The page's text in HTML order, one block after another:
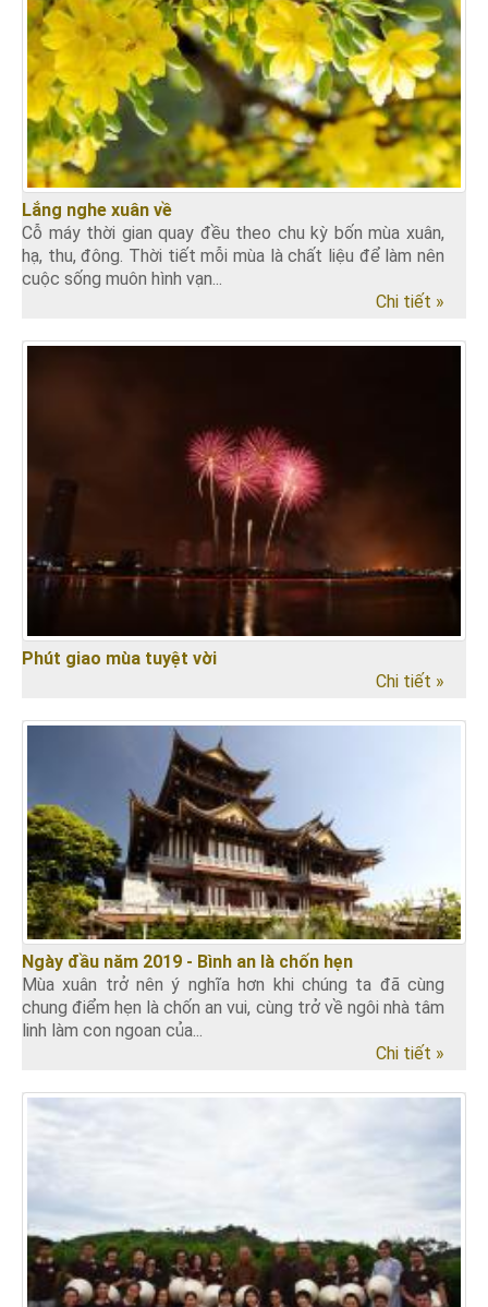
Lắng nghe xuân về
Cỗ máy thời gian quay đều theo chu kỳ bốn mùa xuân,
hạ, thu, đông. Thời tiết mỗi mùa là chất liệu để làm nên
cuộc sống muôn hình vạn...
Chi tiết »
Phút giao mùa tuyệt vời
Chi tiết »
Ngày đầu năm 2019 - Bình an là chốn hẹn
Mùa xuân trở nên ý nghĩa hơn khi chúng ta đã cùng
chung điểm hẹn là chốn an vui, cùng trở về ngôi nhà tâm
linh làm con ngoan của...
Chi tiết »